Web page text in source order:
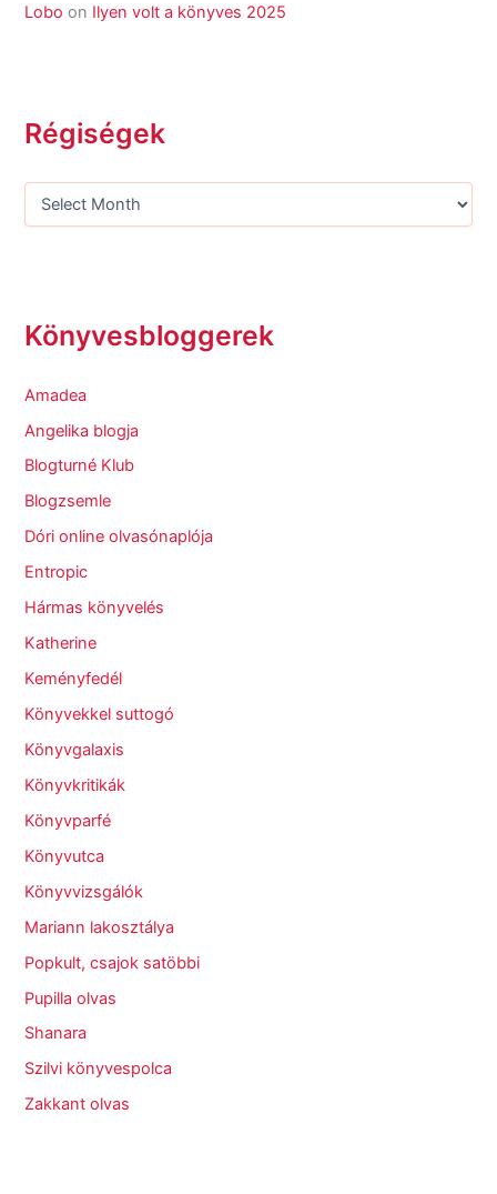
Lobo on Ilyen volt a könyves 2025
Régiségek
Könyvesbloggerek
Amadea
Angelika blogja
Blogturné Klub
Blogzsemle
Dóri online olvasónaplója
Entropic
Hármas könyvelés
Katherine
Keményfedél
Könyvekkel suttogó
Könyvgalaxis
Könyvkritikák
Könyvparfé
Könyvutca
Könyvvizsgálók
Mariann lakosztálya
Popkult, csajok satöbbi
Pupilla olvas
Shanara
Szilvi könyvespolca
Zakkant olvas